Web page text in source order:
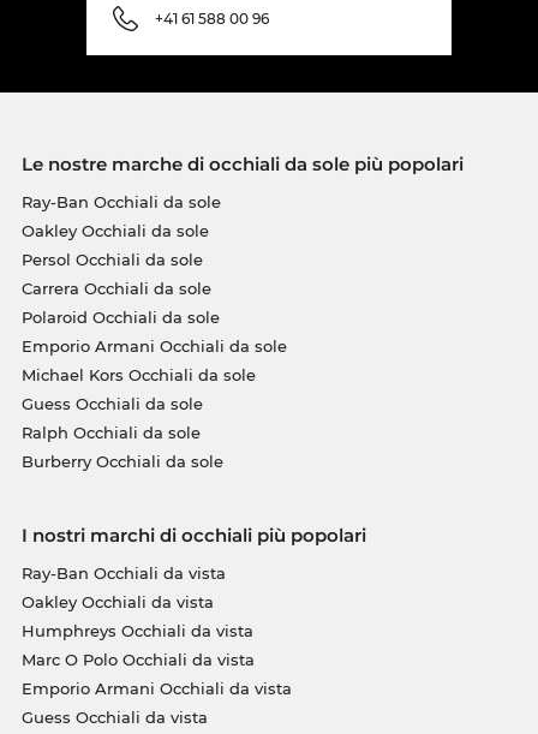
+41 61 588 00 96
Le nostre marche di occhiali da sole più popolari
Ray-Ban Occhiali da sole
Oakley Occhiali da sole
Persol Occhiali da sole
Carrera Occhiali da sole
Polaroid Occhiali da sole
Emporio Armani Occhiali da sole
Michael Kors Occhiali da sole
Guess Occhiali da sole
Ralph Occhiali da sole
Burberry Occhiali da sole
I nostri marchi di occhiali più popolari
Ray-Ban Occhiali da vista
Oakley Occhiali da vista
Humphreys Occhiali da vista
Marc O Polo Occhiali da vista
Emporio Armani Occhiali da vista
Guess Occhiali da vista